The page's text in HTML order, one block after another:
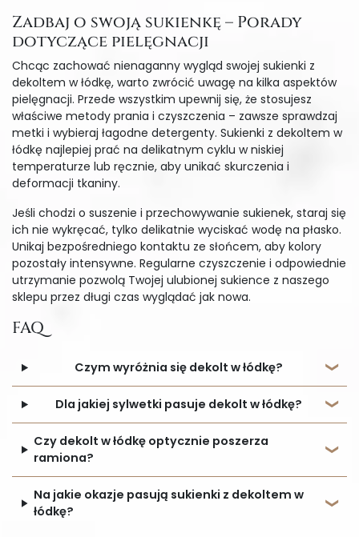
Zadbaj o swoją sukienkę – Porady
dotyczące pielęgnacji
Chcąc zachować nienaganny wygląd swojej sukienki z
dekoltem w łódkę, warto zwrócić uwagę na kilka aspektów
pielęgnacji. Przede wszystkim upewnij się, że stosujesz
właściwe metody prania i czyszczenia – zawsze sprawdzaj
metki i wybieraj łagodne detergenty. Sukienki z dekoltem w
łódkę najlepiej prać na delikatnym cyklu w niskiej
temperaturze lub ręcznie, aby unikać skurczenia i
deformacji tkaniny.
Jeśli chodzi o suszenie i przechowywanie sukienek, staraj się
ich nie wykręcać, tylko delikatnie wyciskać wodę na płasko.
Unikaj bezpośredniego kontaktu ze słońcem, aby kolory
pozostały intensywne. Regularne czyszczenie i odpowiednie
utrzymanie pozwolą Twojej ulubionej sukience z naszego
sklepu przez długi czas wyglądać jak nowa.
FAQ
Czym wyróżnia się dekolt w łódkę?
Dla jakiej sylwetki pasuje dekolt w łódkę?
Czy dekolt w łódkę optycznie poszerza
ramiona?
Na jakie okazje pasują sukienki z dekoltem w
łódkę?